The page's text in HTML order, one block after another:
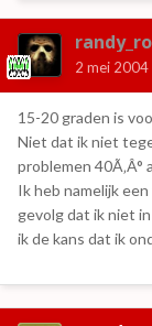
2 mei 2004
15-20 graden is
Niet dat ik niet
problemen 40Ã‚Â°
Ik heb namelijk
gevolg dat ik niet
ik de kans dat ik